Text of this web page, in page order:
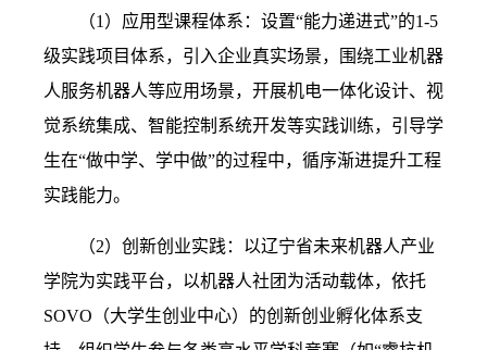
（1） 应用型课程体系：设置“能力递进式”的1-5
级实践项目体系，引入企业真实场景，围绕工业机器
人服务机器人等应用场景，开展机电一体化设计、视
觉系统集成、智能控制系统开发等实践训练，引导学
生在“做中学、学中做”的过程中，循序渐进提升工程
实践能力。
（2）创新创业实践：以辽宁省未来机器人产业
学院为实践平台，以机器人社团为活动载体，依托
SOVO（大学生创业中心）的创新创业孵化体系支